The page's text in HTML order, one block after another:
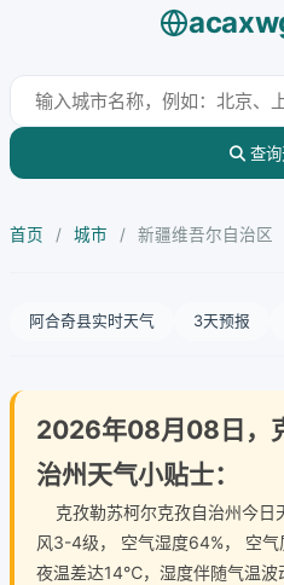
查询
首页 / 城市 / 新疆维吾尔自治区
阿合奇县实时天气 3天预报
2026年08月08日，
治州天气小贴士：
克孜勒苏柯尔克孜自治州今日
风3-4级， 空气湿度64%， 空
夜温差达14℃，湿度伴随气温波